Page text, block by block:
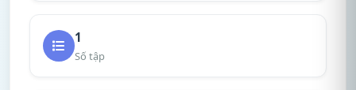
1
Số tập